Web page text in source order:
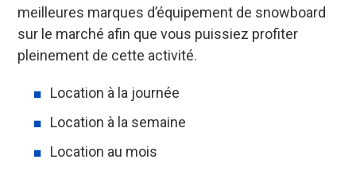
meilleures marques d’équipement de snowboard
sur le marché afin que vous puissiez profiter
pleinement de cette activité.
Location à la journée
Location à la semaine
Location au mois